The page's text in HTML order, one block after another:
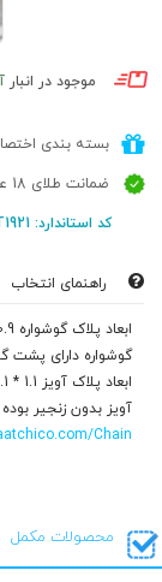
موجود در انبار
بسته بندی
ضمانت طلای 18 عیار و فاکتور رسمی
کد استاندارد: T1921
راهنمای انتخاب
ابعاد پلاک گوشواره 0.9 * 0.9 سانت می باشد.
گوشواره دارای پشت
ابعاد پلاک آویز 1.1 * 1.1 سانت می باشد.
آویز بدون زنجیر
Chain
محصولات مکمل